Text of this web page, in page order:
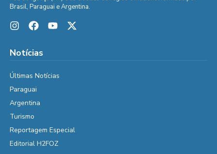
Brasil, Paraguai e Argentina.
Notícias
Últimas Notícias
Paraguai
Argentina
Turismo
Reportagem Especial
Editorial H2FOZ